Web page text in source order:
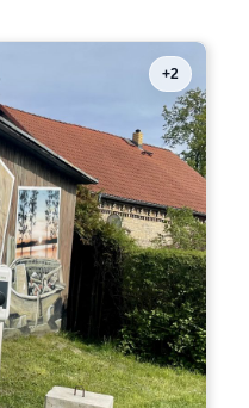
+2